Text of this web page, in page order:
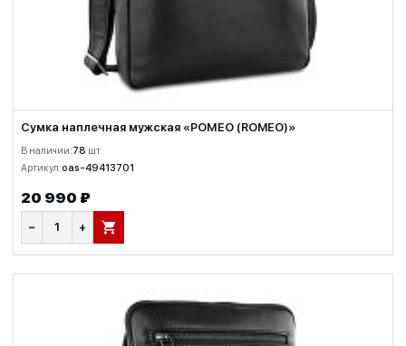
Сумка наплечная мужская «РОМЕО (ROMEO)»
В наличии:78 шт.
Артикул:oas-49413701
20 990 ₽
− + В КОРЗИНУ